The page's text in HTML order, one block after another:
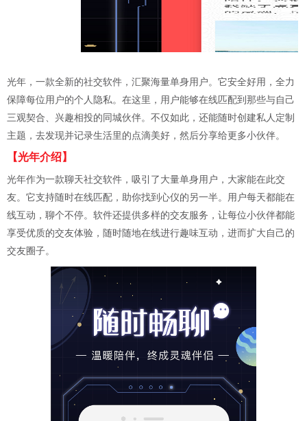
光年，一款全新的社交软件，汇聚海量单身用户。它安全好用，全力
保障每位用户的个人隐私。在这里，用户能够在线匹配到那些与自己
三观契合、兴趣相投的同城伙伴。不仅如此，还能随时创建私人定制
主题，去发现并记录生活里的点滴美好，然后分享给更多小伙伴。
【光年介绍】
光年作为一款聊天社交软件，吸引了大量单身用户，大家能在此交
友。它支持随时在线匹配，助你找到心仪的另一半。用户每天都能在
线互动，聊个不停。软件还提供多样的交友服务，让每位小伙伴都能
享受优质的交友体验，随时随地在线进行趣味互动，进而扩大自己的
交友圈子。